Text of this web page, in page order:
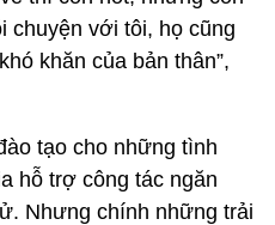
chuyện với tôi, họ cũng
khăn của bản thân”,
tạo cho những tình
hỗ trợ công tác ngăn
Nhưng chính những trải